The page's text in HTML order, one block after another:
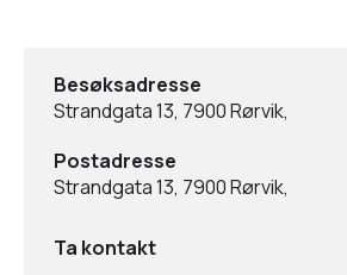
Besøksadresse
Strandgata 13, 7900 Rørvik,
Postadresse
Strandgata 13, 7900 Rørvik,
Ta kontakt